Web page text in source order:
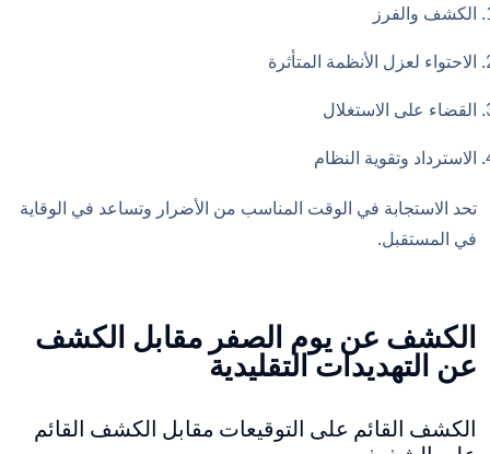
الكشف والفرز
الاحتواء لعزل الأنظمة المتأثرة
القضاء على الاستغلال
الاسترداد وتقوية النظام
تحد الاستجابة في الوقت المناسب من الأضرار وتساعد في الوقاية
في المستقبل.
الكشف عن يوم الصفر مقابل الكشف
عن التهديدات التقليدية
الكشف القائم على التوقيعات مقابل الكشف القائم